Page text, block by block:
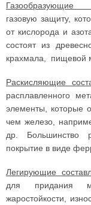
Газообразующие
газовую защиту,
от кислорода и
состоят из
крахмала, пищевой
Раскисляющие
расплавленного
элементы, которые
чем железо,
др. Большинство
покрытие в виде
Легирующие
для придания
жаростойкости,